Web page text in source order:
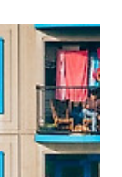
퇴직금을 받기
기간 1년 이상,
근로 시간 기준
해도 근로기간
, 함께 거주하는